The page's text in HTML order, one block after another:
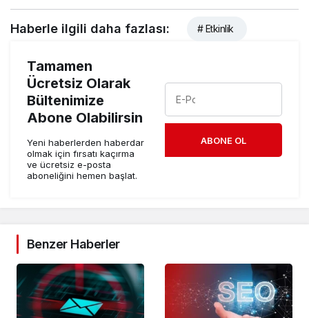
Haberle ilgili daha fazlası: # Etkinlik
Tamamen
Ücretsiz Olarak
Bültenimize
Abone Olabilirsin
Yeni haberlerden haberdar
olmak için fırsatı kaçırma
ve ücretsiz e-posta
aboneliğini hemen başlat.
ABONE OL
Benzer Haberler